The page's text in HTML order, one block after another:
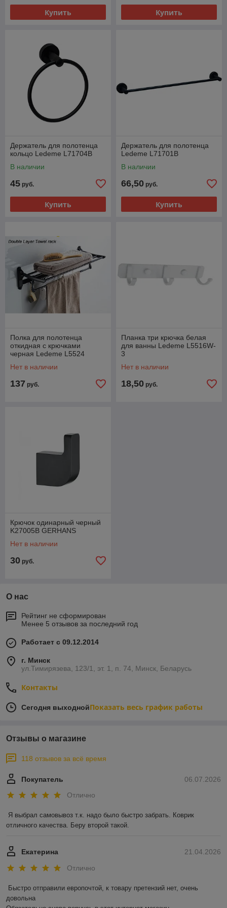
Купить Купить
Держатель для полотенца
кольцо Ledeme L71704B
В наличии
45 руб.
Купить
Держатель для полотенца
Ledeme L71701B
В наличии
66,50 руб.
Купить
Полка для полотенца
откидная с крючками
черная Ledeme L5524
Нет в наличии
137 руб.
Планка три крючка белая
для ванны Ledeme L5516W-
3
Нет в наличии
18,50 руб.
Крючок одинарный черный
K27005B GERHANS
Нет в наличии
30 руб.
О нас
Рейтинг не сформирован
Менее 5 отзывов за последний год
Работает с 09.12.2014
г. Минск
ул.Тимирязева, 123/1, эт. 1, п. 74, Минск, Беларусь
Контакты
Сегодня выходнойПоказать весь график работы
Отзывы о магазине
118 отзывов за всё время
06.07.2026
Покупатель
Отлично
Я выбрал самовывоз т.к. надо было быстро забрать. Коврик
отличного качества. Беру второй такой.
21.04.2026
Екатерина
Отлично
Быстро отправили европочтой, к товару претензий нет, очень
довольна